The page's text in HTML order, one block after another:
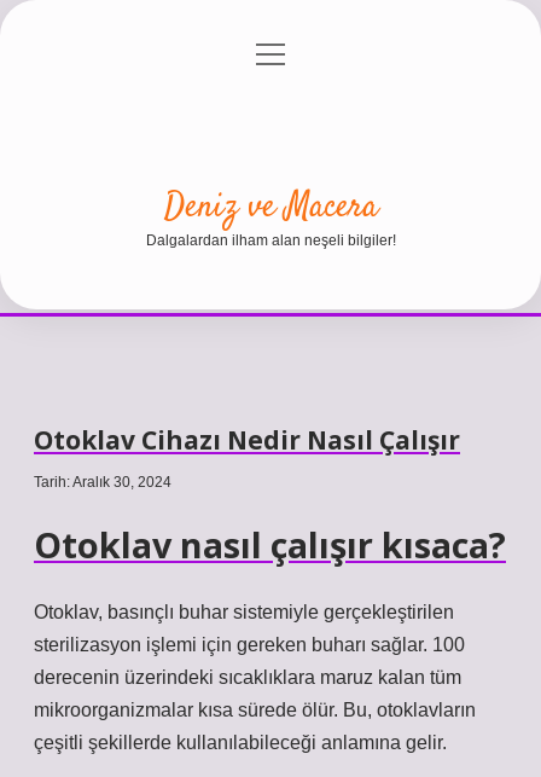
Gizlilik Politikası
menüyü
Deniz ve Macera
Dalgalardan ilham alan neşeli bilgiler!
Otoklav Cihazı Nedir Nasıl Çalışır
Tarih: Aralık 30, 2024
Otoklav nasıl çalışır kısaca?
Otoklav, basınçlı buhar sistemiyle gerçekleştirilen
sterilizasyon işlemi için gereken buharı sağlar. 100
derecenin üzerindeki sıcaklıklara maruz kalan tüm
mikroorganizmalar kısa sürede ölür. Bu, otoklavların
çeşitli şekillerde kullanılabileceği anlamına gelir.